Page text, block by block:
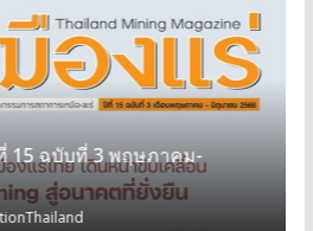
15 ฉบับที่ 3 พฤษภาคม-